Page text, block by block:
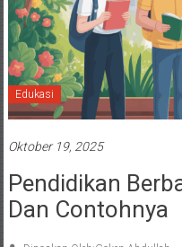
Edukasi
Oktober 19, 2025
Pendidikan
Dan Contohnya